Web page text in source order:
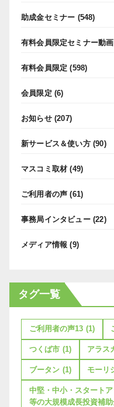
助成金セミナー (548)
有料会員限定セミナー動画
有料会員限定 (598)
会員限定 (6)
お知らせ(207)
新サービス＆使い方(90)
マスコミ取材 (49)
ご利用者の声 (61)
事務局インタビュー(22)
メディア情報 (9)
タグ一覧
ご利用者の声13 (1)
つくば市 (1) アラス
ブータン (1) モーリ
中堅・中小・スタート
等の大規模成長投資補